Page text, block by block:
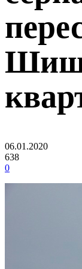
Шиш
06.01.2020
638
0